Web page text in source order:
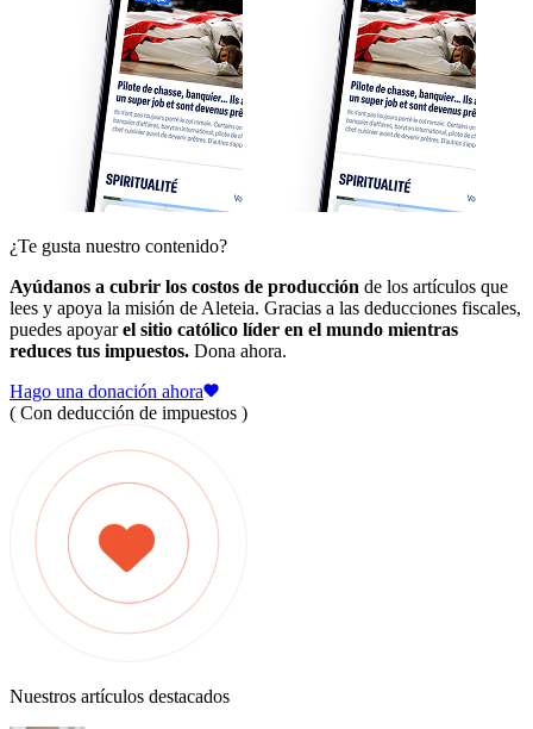
¿Te gusta nuestro contenido?
Ayúdanos a cubrir los costos de producción de los artículos que
lees y apoya la misión de Aleteia. Gracias a las deducciones fiscales,
puedes apoyarel sitio católico líder en el mundo mientras
reduces tus impuestos. Dona ahora.
Hago una donación ahora
( Con deducción de impuestos )
Nuestros artículos destacados